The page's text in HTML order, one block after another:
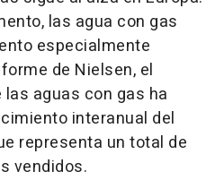
las agua con gas
especialmente
de Nielsen, el
aguas con gas ha
interanual del
representa un total de
vendidos.